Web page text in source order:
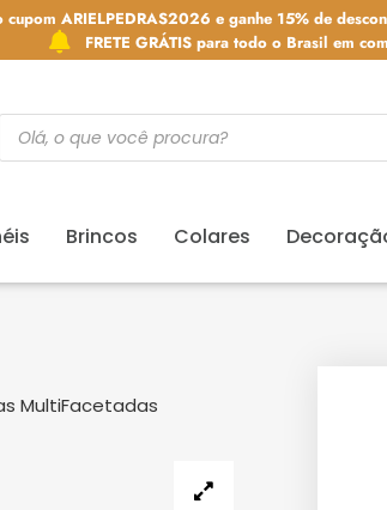
ARIELPEDRAS2026 e ganhe 15% de
FRETE GRÁTIS para todo o Brasil em
Brincos Colares
MultiFacetadas